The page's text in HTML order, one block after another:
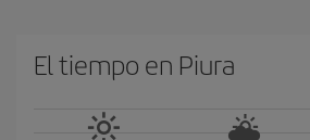
El tiempo en Piura